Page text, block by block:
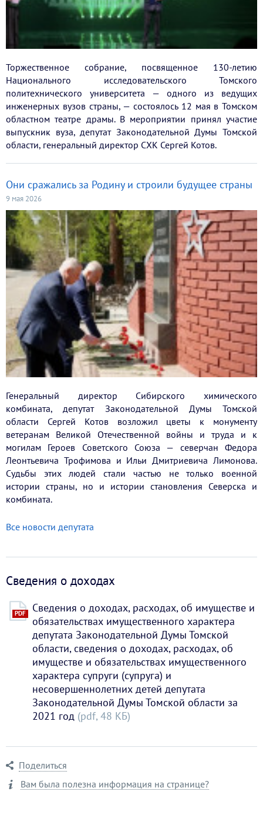
Торжественное собрание, посвященное 130-летию
Национального исследовательского Томского
политехнического университета — одного из ведущих
инженерных вузов страны, — состоялось 12 мая в Томском
областном театре драмы. В мероприятии принял участие
выпускник вуза, депутат Законодательной Думы Томской
области, генеральный директор СХК Сергей Котов.
Они сражались за Родину и строили будущее страны
9 мая 2026
Генеральный директор Сибирского химического
комбината, депутат Законодательной Думы Томской
области Сергей Котов возложил цветы к монументу
ветеранам Великой Отечественной войны и труда и к
могилам Героев Советского Союза — северчан Федора
Леонтьевича Трофимова и Ильи Дмитриевича Лимонова.
Судьбы этих людей стали частью не только военной
истории страны, но и истории становления Северска и
комбината.
Все новости депутата
Сведения о доходах
PDF
Сведения о доходах, расходах, об имуществе и
обязательствах имущественного характера
депутата Законодательной Думы Томской
области, сведения о доходах, расходах, об
имуществе и обязательствах имущественного
характера супруги (супруга) и
несовершеннолетних детей депутата
Законодательной Думы Томской области за
2021 год (pdf, 48 KБ)
Поделиться
Вам была полезна информация на странице?